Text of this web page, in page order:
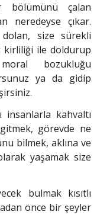
bölümünü çalan
neredeyse çıkar.
size sürekli
kirliliği ile doldurup
bozukluğu
ya da gidip
insanlarla kah­valtı
görevde ne
bilmek, aklına ve
yaşamak size
bulmak kısıtlı
önce bir şeyler